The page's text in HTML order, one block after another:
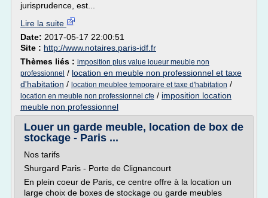
jurisprudence, est...
Lire la suite
Date: 2017-05-17 22:00:51
Site : http://www.notaires.paris-idf.fr
Thèmes liés : imposition plus value loueur meuble non
professionnel / location en meuble non professionnel et taxe
d'habitation / location meublee temporaire et taxe d'habitation /
location en meuble non professionnel cfe / imposition location
meuble non professionnel
Louer un garde meuble, location de box de
stockage - Paris ...
Nos tarifs
Shurgard Paris - Porte de Clignancourt
En plein coeur de Paris, ce centre offre à la location un
large choix de boxes de stockage ou garde meubles